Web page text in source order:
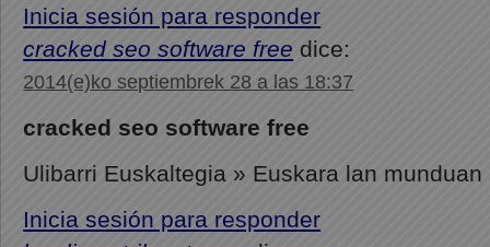
Inicia sesión para responder
cracked seo software free dice:
2014(e)ko septiembrek 28 a las 18:37
cracked seo software free
Ulibarri Euskaltegia » Euskara lan munduan
Inicia sesión para responder